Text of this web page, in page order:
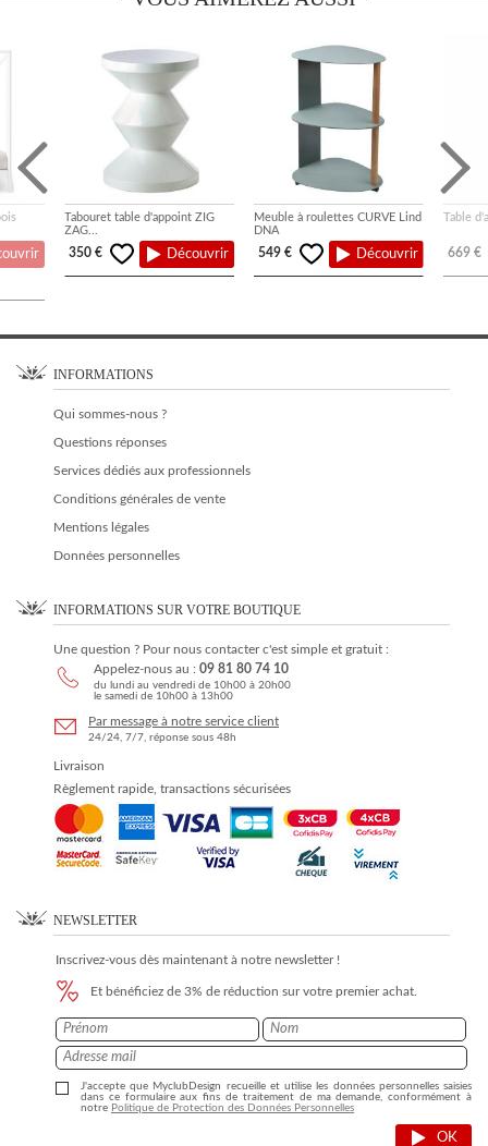
Tabouret table d'appoint ZIG
ZAG...
350 € Découvrir
Meuble à roulettes CURVE Lind
DNA
549 € Découvrir
Table
669 €
INFORMATIONS
Qui sommes-nous ?
Questions réponses
Services dédiés aux professionnels
Conditions générales de vente
Mentions légales
Données personnelles
INFORMATIONS SUR VOTRE BOUTIQUE
Une question ? Pour nous contacter c'est simple et gratuit :
Appelez-nous au : 09 81 80 74 10
du lundi au vendredi de 10h00 à 20h00
le samedi de 10h00 à 13h00
Par message à notre service client
24/24, 7/7, réponse sous 48h
Livraison
Règlement rapide, transactions sécurisées
NEWSLETTER
Inscrivez-vous dès maintenant à notre newsletter !
Et bénéficiez de 3% de réduction sur votre premier achat.
J'accepte que MyclubDesign recueille et utilise les données personnelles saisies
dans ce formulaire aux fins de traitement de ma demande, conformément à
notre Politique de Protection des Données Personnelles
OK